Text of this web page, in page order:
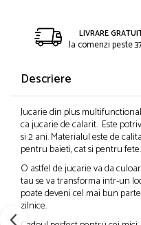
LIVRARE
la comenzi peste
Descriere
Jucarie din plus
ca jucarie de calarit. Este
si 2 ani. Materialul este de
pentru baieti, cat si pentru
O astfel de jucarie va da
tau se va transforma intr-un
poate deveni cel mai bun
zilnice.